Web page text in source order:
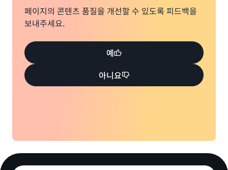
페이지의 콘텐츠 품질을 개선할 수 있도록 피드백을
보내주세요.
예
아니요